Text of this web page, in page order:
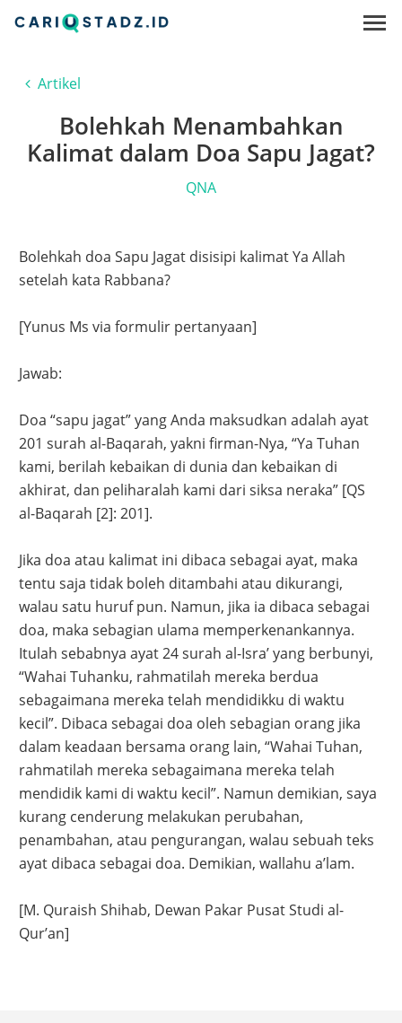
Artikel
Bolehkah Menambahkan
Kalimat dalam Doa Sapu Jagat?
QNA
Bolehkah doa Sapu Jagat disisipi kalimat Ya Allah
setelah kata Rabbana?
[Yunus Ms via formulir pertanyaan]
Jawab:
Doa “sapu jagat” yang Anda maksudkan adalah ayat
201 surah al-Baqarah, yakni firman-Nya, “Ya Tuhan
kami, berilah kebaikan di dunia dan kebaikan di
akhirat, dan peliharalah kami dari siksa neraka” [QS
al-Baqarah [2]: 201].
Jika doa atau kalimat ini dibaca sebagai ayat, maka
tentu saja tidak boleh ditambahi atau dikurangi,
walau satu huruf pun. Namun, jika ia dibaca sebagai
doa, maka sebagian ulama memperkenankannya.
Itulah sebabnya ayat 24 surah al-Isra’ yang berbunyi,
“Wahai Tuhanku, rahmatilah mereka berdua
sebagaimana mereka telah mendidikku di waktu
kecil”. Dibaca sebagai doa oleh sebagian orang jika
dalam keadaan bersama orang lain, “Wahai Tuhan,
rahmatilah mereka sebagaimana mereka telah
mendidik kami di waktu kecil”. Namun demikian, saya
kurang cenderung melakukan perubahan,
penambahan, atau pengurangan, walau sebuah teks
ayat dibaca sebagai doa. Demikian, wallahu a’lam.
[M. Quraish Shihab, Dewan Pakar Pusat Studi al-
Qur’an]